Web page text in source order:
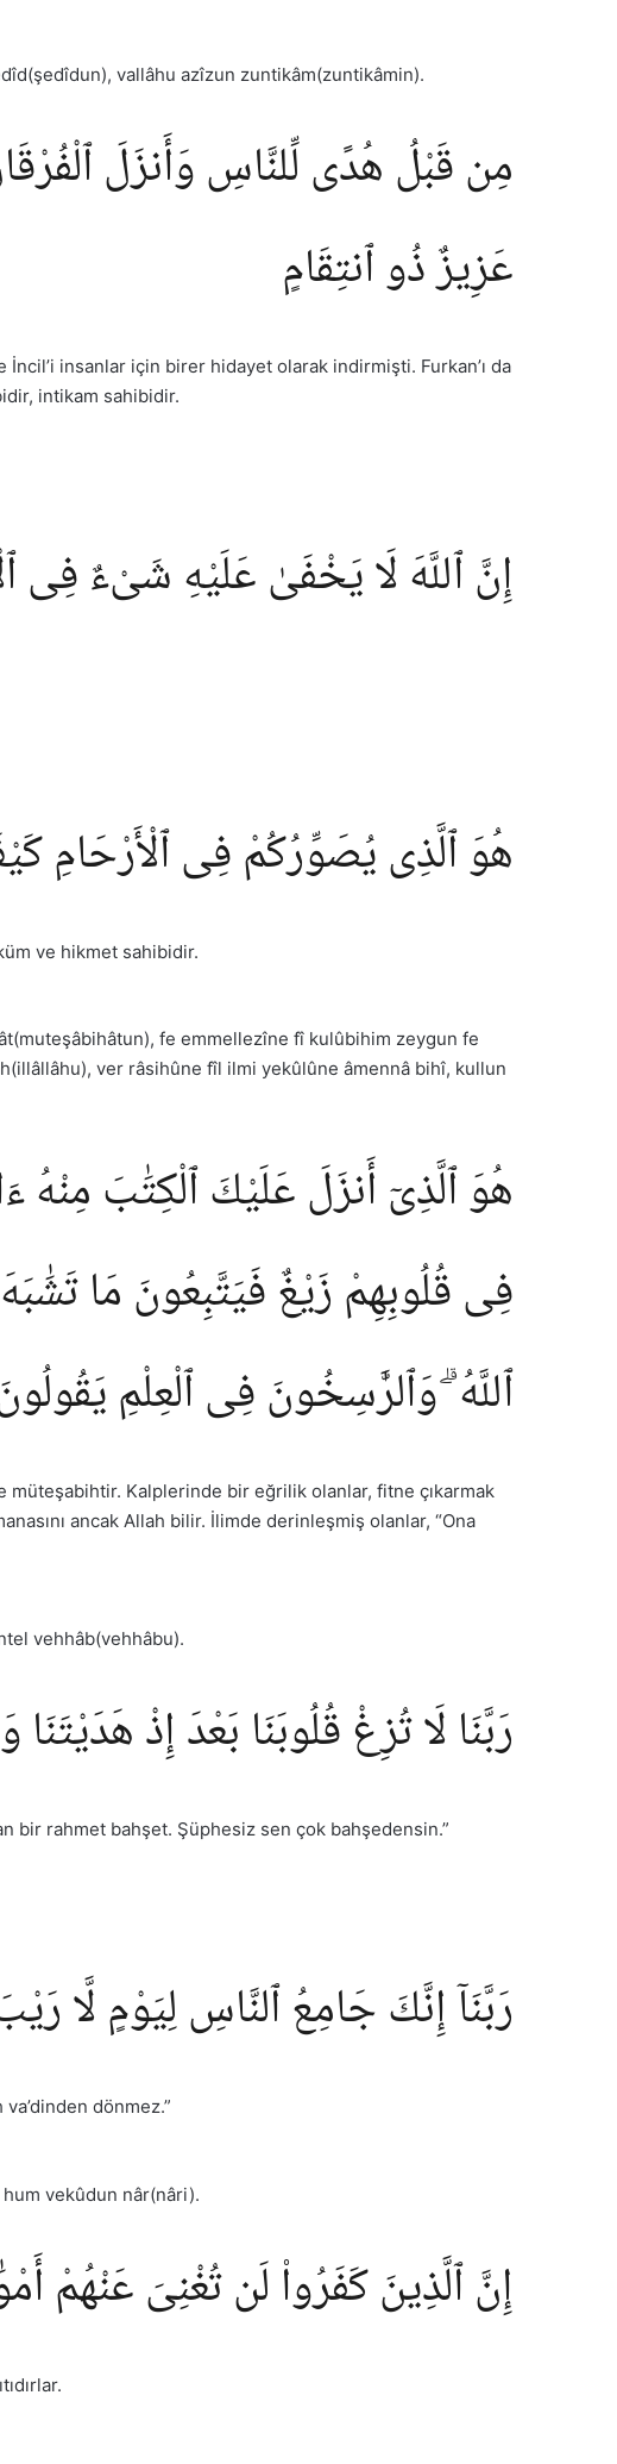
vallâhu azîzun zuntikâm(zuntikâmin).
مِن قَبْلُ هُدًى لِّلنَّاسِ وَأَنزَلَ
عَزِيزٌ ذُو ٱنتِقَامٍ
İncil’i insanlar için birer hidayet olarak indirmişti. Furkan’ı da
intikam sahibidir.
إِنَّ ٱللَّهَ لَا يَخْفَىٰ عَلَيْهِ شَىْءٌ فِى
هُوَ ٱلَّذِى يُصَوِّرُكُمْ فِى ٱلْأَرْحَامِ
ve hikmet sahibidir.
fe emmellezîne fî kulûbihim zeygun fe
ver râsihûne fîl ilmi yekûlûne âmennâ bihî, kullun
هُوَ ٱلَّذِىٓ أَنزَلَ عَلَيْكَ ٱلْكِتَٰبَ
فِى قُلُوبِهِمْ زَيْغٌ فَيَتَّبِعُونَ مَا تَشَٰبَهَ
ٱللَّهُ ۗ وَٱلرَّٰسِخُونَ فِى ٱلْعِلْمِ
müteşabihtir. Kalplerinde bir eğrilik olanlar, fitne çıkarmak
ancak Allah bilir. İlimde derinleşmiş olanlar, “Ona
vehhâb(vehhâbu).
رَبَّنَا لَا تُزِغْ قُلُوبَنَا بَعْدَ إِذْ
bir rahmet bahşet. Şüphesiz sen çok bahşedensin.”
رَبَّنَآ إِنَّكَ جَامِعُ ٱلنَّاسِ لِيَوْمٍ لَّا
dönmez.”
vekûdun nâr(nâri).
إِنَّ ٱلَّذِينَ كَفَرُوا۟ لَن تُغْنِىَ عَنْهُمْ